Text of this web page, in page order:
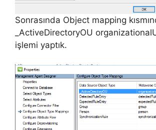
Sonrasında Object mapping
_ActiveDirectoryOU
işlemi yaptık.